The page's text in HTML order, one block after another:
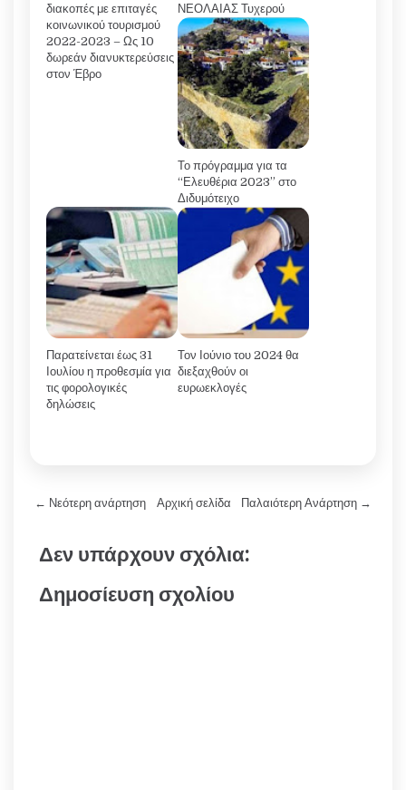
διακοπές με επιταγές
κοινωνικού τουρισμού
2022-2023 – Ως 10
δωρεάν διανυκτερεύσεις
στον Έβρο
ΝΕΟΛΑΙΑΣ Τυχερού
Το πρόγραμμα για τα
“Ελευθέρια 2023” στο
Διδυμότειχο
Παρατείνεται έως 31
Ιουλίου η προθεσμία για
τις φορολογικές
δηλώσεις
Τον Ιούνιο του 2024 θα
διεξαχθούν οι
ευρωεκλογές
← Νεότερη ανάρτηση Παλαιότερη Ανάρτηση →
Αρχική σελίδα
Δεν υπάρχουν σχόλια:
Δημοσίευση σχολίου